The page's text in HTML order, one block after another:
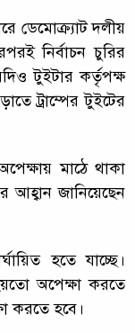
ডেমোক্র্যাট দলীয়
নির্বাচন চুরির
টুইটার কর্তৃপক্ষ
ট্রাম্পের টুইটের
মাঠে থাকা
আহ্বান জানিয়েছেন
হতে যাচ্ছে।
অপেক্ষা করতে
করতে হবে।